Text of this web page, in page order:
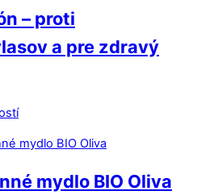
stránke
produktu.
Možnosti
si
môžete
stránke
– proti
a pre zdravý
Tento
má
variantov.
mydlo BIO Oliva